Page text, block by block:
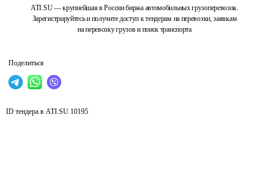
ATI.SU — крупнейшая в России биржа автомобильных грузоперевозок.
Зарегистрируйтесь и получите доступ к тендерам на перевозки, заявкам
на перевозку грузов и поиск транспорта
Поделиться
ID тендера в ATI.SU 10195